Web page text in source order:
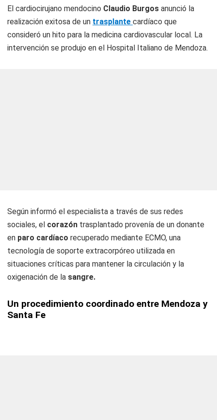
El cardiocirujano mendocino Claudio Burgos anunció la
realización exitosa de un trasplante cardíaco que
consideró un hito para la medicina cardiovascular local. La
intervención se produjo en el Hospital Italiano de Mendoza.
Según informó el especialista a través de sus redes
sociales, el corazón trasplantado provenía de un donante
en paro cardíaco recuperado mediante ECMO, una
tecnología de soporte extracorpóreo utilizada en
situaciones críticas para mantener la circulación y la
oxigenación de la sangre.
Un procedimiento coordinado entre Mendoza y
Santa Fe